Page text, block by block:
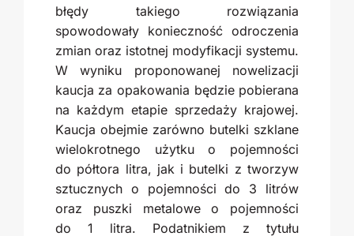
błędy takiego rozwiązania
spowodowały konieczność odroczenia
zmian oraz istotnej modyfikacji systemu.
W wyniku proponowanej nowelizacji
kaucja za opakowania będzie pobierana
na każdym etapie sprzedaży krajowej.
Kaucja obejmie zarówno butelki szklane
wielokrotnego użytku o pojemności
do półtora litra, jak i butelki z tworzyw
sztucznych o pojemności do 3 litrów
oraz puszki metalowe o pojemności
do 1 litra. Podatnikiem z tytułu